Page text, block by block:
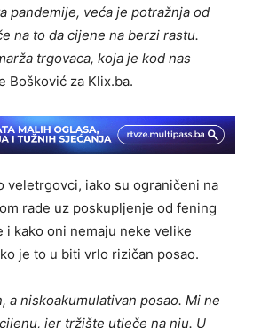
pandemije, veća je potražnja od
na to da cijene na berzi rastu.
trgovaca, koja je kod nas
Bošković za Klix.ba.
veletrgovci, iako su ograničeni na
rade uz poskupljenje od fening
i kako oni nemaju neke velike
je to u biti vrlo rizičan posao.
a niskoakumulativan posao. Mi ne
jer tržište utječe na nju. U